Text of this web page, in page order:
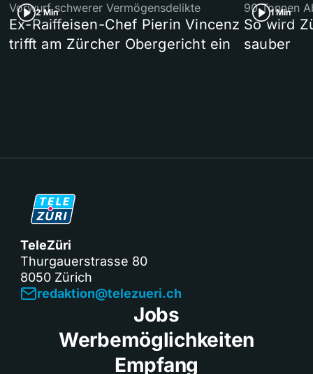
2 Min
Vorwurf schwerer Vermögensdelikte
Ex-Raiffeisen-Chef Pierin Vincenz
trifft am Zürcher Obergericht ein
1 Min
90 Tonnen
So wird
sauber
TeleZüri
Thurgauerstrasse 80
8050 Zürich
redaktion@telezueri.ch
Jobs
Werbemöglichkeiten
Empfang